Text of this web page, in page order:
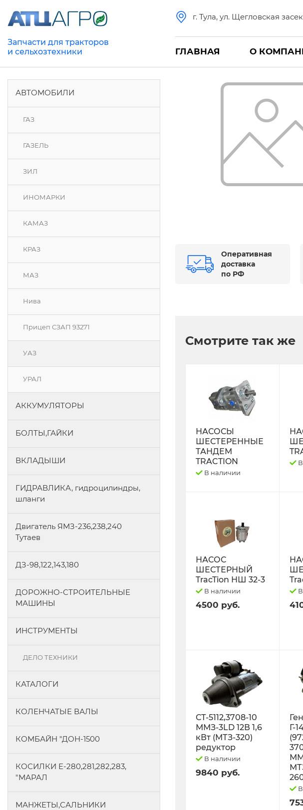
Запчасти для тракторов
и сельхозтехники
г. Тула, ул. Щегловская
ГЛАВНАЯ О
АВТОМОБИЛИ
ГАЗ
ГАЗЕЛЬ
ЗИЛ
ИНОМАРКИ
КАМАЗ
КРАЗ
МАЗ
Нива
Прицеп СЗАП 93271
УАЗ
УРАЛ
АККУМУЛЯТОРЫ
БОЛТЫ,ГАЙКИ
ВКЛАДЫШИ
ГИДРАВЛИКА, гидроцилиндры,
шланги
Двигатель ЯМЗ-236,238,240
Тутаев
ДЗ-98,122,143,180
ДОРОЖНО-СТРОИТЕЛЬНЫЕ
МАШИНЫ
ИНСТРУМЕНТЫ
ДЕЛО ТЕХНИКИ
КАТАЛОГИ
КОЛЕНЧАТЫЕ ВАЛЫ
КОМБАЙН "ДОН-1500
КОСИЛКИ Е-280,281,282,283,
"МАРАЛ
МАНЖЕТЫ,САЛЬНИКИ
Оперативная
доставка
по РФ
Смотрите так же
НАСОСЫ
ШЕСТЕРЕННЫЕ
ТАНДЕМ
TRACTION
В наличии
НАСОС
ШЕСТЕРНЫЙ
TracTion НШ 32-3
В наличии
4500 руб.
СТ-5112,3708-10
ММЗ-3LD 12В 1,6
кВт (МТЗ-320)
редуктор
В наличии
9840 руб.
Г-